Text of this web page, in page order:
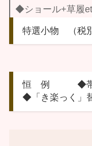
◆ショール+草履
特選小物 （税
恒 例 ◆帯
◆「き楽っく